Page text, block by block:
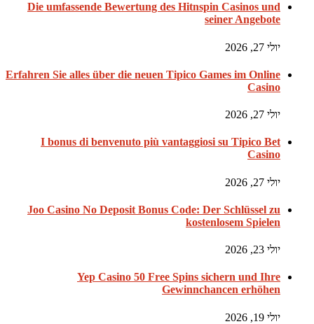
Die umfassende Bewertung des Hitnspin Casinos und
seiner Angebote
יולי 27, 2026
Erfahren Sie alles über die neuen Tipico Games im Online
Casino
יולי 27, 2026
I bonus di benvenuto più vantaggiosi su Tipico Bet
Casino
יולי 27, 2026
Joo Casino No Deposit Bonus Code: Der Schlüssel zu
kostenlosem Spielen
יולי 23, 2026
Yep Casino 50 Free Spins sichern und Ihre
Gewinnchancen erhöhen
יולי 19, 2026